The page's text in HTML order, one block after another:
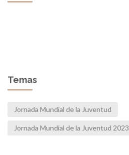
Temas
Jornada Mundial de la Juventud
Jornada Mundial de la Juventud 2023